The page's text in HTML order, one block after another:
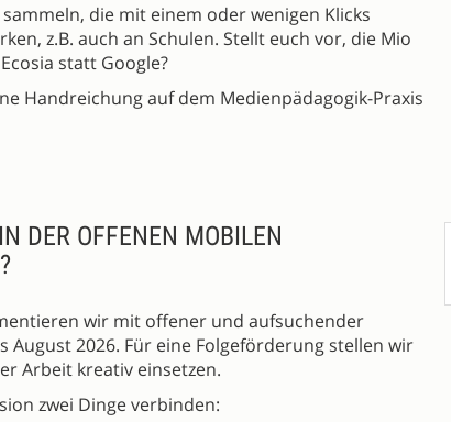
die mit einem oder wenigen Klicks
z.B. auch an Schulen. Stellt euch vor, die Mio
statt Google?
Handreichung auf dem Medienpädagogik-Praxis
DER OFFENEN MOBILEN
wir mit offener und aufsuchender
2026. Für eine Folgeförderung stellen wir
Arbeit kreativ einsetzen.
zwei Dinge verbinden: